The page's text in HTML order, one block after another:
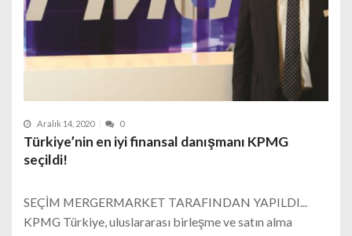
Aralık 14, 2020 0
Türkiye’nin en iyi finansal danışmanı KPMG
seçildi!
SEÇİM MERGERMARKET TARAFINDAN YAPILDI...
KPMG Türkiye, uluslararası birleşme ve satın alma